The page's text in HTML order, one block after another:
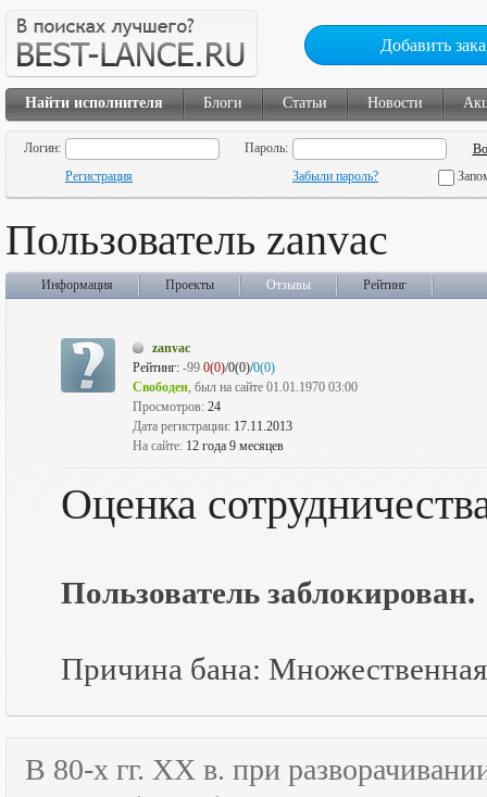
Добавить
Найти исполнителя Блоги Статьи Новости
Логин:
Пароль:
Регистрация
Забыли пароль?
Пользователь zanvac
Информация Проекты Отзывы Рейтинг
zanvac
Рейтинг: -99 0(0)/0(0)/0(0)
Свободен, был на сайте 01.01.1970 03:00
Просмотров: 24
Дата регистрации: 17.11.2013
На сайте: 12 года 9 месяцев
Оценка
Пользователь заблокирован.
Причина бана: Множественная
В 80-х гг. XX в. при